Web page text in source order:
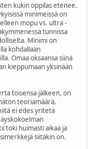
kukin oppilas etenee.
minimeissä on
mopu vs. ultra -
tunnissa
Minimi on
kohdallaan
Omaa oksaansa siinä
kieppumaan yksinään
toisensa jälkeen, on
teoriamäärä.
ei edes yritetä
toki huimasti aikaa ja
siitäkin on.